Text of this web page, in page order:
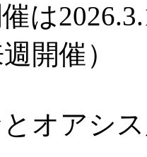
は
開催）
オアシ